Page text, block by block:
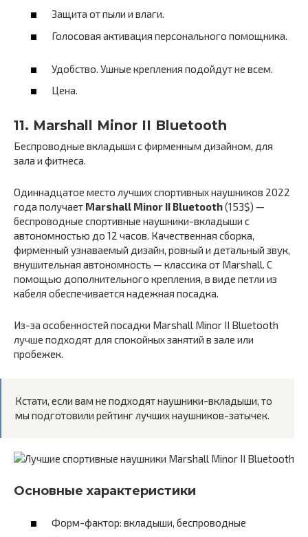
Защита от пыли и влаги.
Голосовая активация персонального помощника.
Удобство. Ушные крепления подойдут не всем.
Цена.
11. Marshall Minor II Bluetooth
Беспроводные вкладыши с фирменным дизайном, для
зала и фитнеса.
Одиннадцатое место лучших спортивных наушников 2022
года получает Marshall Minor II Bluetooth(153$) —
беспроводные спортивные наушники-вкладыши с
автономностью до 12 часов. Качественная сборка,
фирменный узнаваемый дизайн, ровный и детальный звук,
внушительная автономность — классика от Marshall. С
помощью дополнительного крепления, в виде петли из
кабеля обеспечивается надежная посадка.
Из-за особенностей посадки Marshall Minor II Bluetooth
лучше подходят для спокойных занятий в зале или
пробежек.
Кстати, если вам не подходят наушники-вкладыши, то
мы подготовили рейтинг лучших наушников-затычек.
Основные характеристики
Форм-фактор: вкладыши, беспроводные